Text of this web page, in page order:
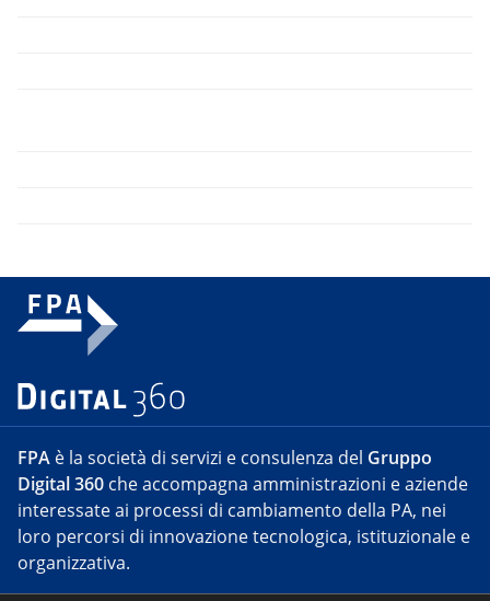
FPA è la società di servizi e consulenza del Gruppo
Digital 360 che accompagna amministrazioni e aziende
interessate ai processi di cambiamento della PA, nei
loro percorsi di innovazione tecnologica, istituzionale e
organizzativa.